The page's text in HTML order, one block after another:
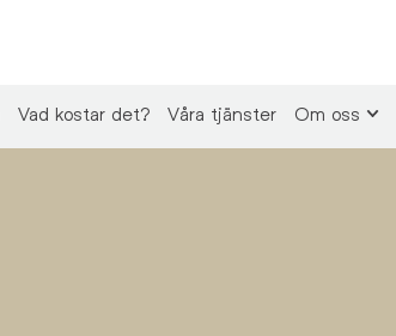
Vad kostar det? Våra tjänster Om oss